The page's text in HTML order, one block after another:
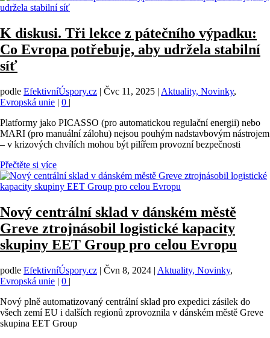
K diskusi. Tři lekce z pátečního výpadku:
Co Evropa potřebuje, aby udržela stabilní
síť
podle EfektivníÚspory.cz | Čvc 11, 2025 | Aktuality, Novinky,
Evropská unie | 0 |
Platformy jako PICASSO (pro automatickou regulační energii) nebo
MARI (pro manuální zálohu) nejsou pouhým nadstavbovým nástrojem
– v krizových chvílích mohou být pilířem provozní bezpečnosti
Přečtěte si více
Nový centrální sklad v dánském městě
Greve ztrojnásobil logistické kapacity
skupiny EET Group pro celou Evropu
podle EfektivníÚspory.cz | Čvn 8, 2024 | Aktuality, Novinky,
Evropská unie | 0 |
Nový plně automatizovaný centrální sklad pro expedici zásilek do
všech zemí EU i dalších regionů zprovoznila v dánském městě Greve
skupina EET Group